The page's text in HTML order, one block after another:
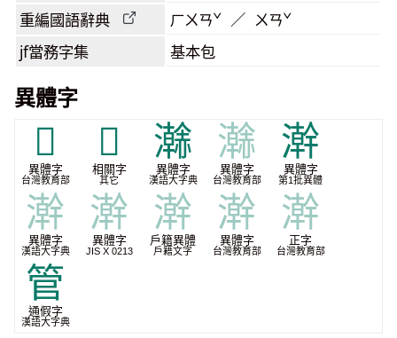
重編國語辭典 ㄏㄨㄢˇ ／ ㄨㄢˇ
jf當務字集 基本包
異體字
𣴟
異體字
台灣教育部
𣴼
相關字
其它
𤃬
異體字
漢語大字典
𤃬
異體字
台灣教育部
澣
異體字
第1批異體
澣
異體字
漢語大字典
澣
異體字
JIS X 0213
澣
戶籍異體
戶籍文字
澣
異體字
台灣教育部
澣
正字
台灣教育部
管
通假字
漢語大字典